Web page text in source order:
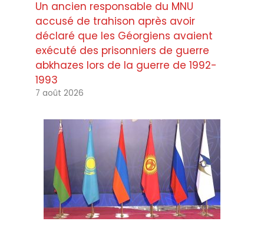
Un ancien responsable du MNU
accusé de trahison après avoir
déclaré que les Géorgiens avaient
exécuté des prisonniers de guerre
abkhazes lors de la guerre de 1992-
1993
7 août 2026